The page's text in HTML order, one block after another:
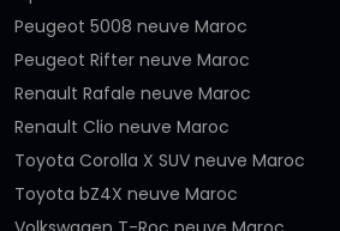
Peugeot 5008 neuve Maroc
Peugeot Rifter neuve Maroc
Renault Rafale neuve Maroc
Renault Clio neuve Maroc
Toyota Corolla X SUV neuve Maroc
Toyota bZ4X neuve Maroc